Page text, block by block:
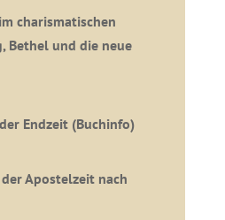
charismatischen
Bethel und die neue
Endzeit (Buchinfo)
Apostelzeit nach